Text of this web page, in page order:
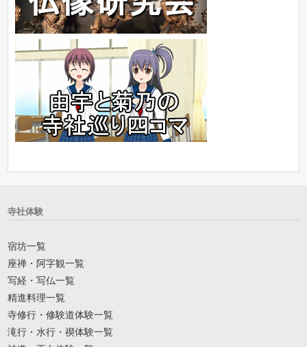
寺社体験
宿坊一覧
座禅・阿字観一覧
写経・写仏一覧
精進料理一覧
寺修行・修験道体験一覧
滝行・水行・禊体験一覧